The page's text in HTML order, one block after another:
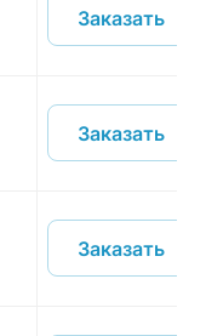
Заказать
Заказать
Заказать